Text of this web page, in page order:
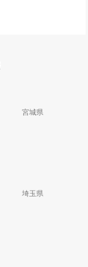
宮城県
埼玉県